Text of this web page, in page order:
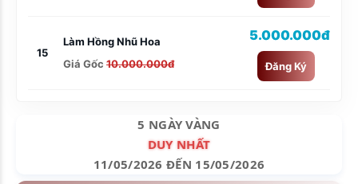
15
Làm Hồng Nhũ Hoa
Giá Gốc 10.000.000đ
5.000.000đ
Đăng Ký
5 NGÀY VÀNG
DUY NHẤT
11/05/2026 ĐẾN 15/05/2026